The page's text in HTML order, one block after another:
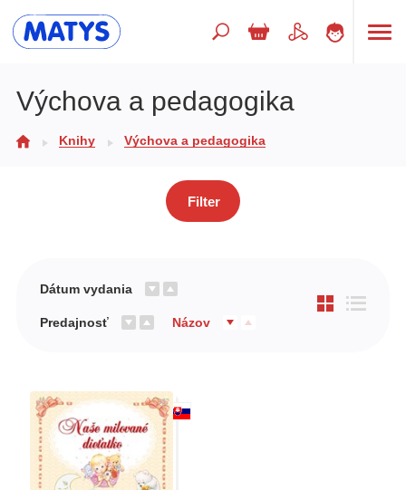
Populárno - náučné pre deti
Predškoláci
Všetky kategórie
Výchova a pedagogika
Knihy Výchova a pedagogika
Filter
Dátum vydania
Predajnosť Názov